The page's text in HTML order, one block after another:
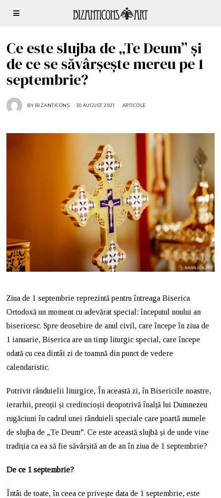
Ce este slujba de „Te Deum” și
de ce se săvârșește mereu pe 1
septembrie?
BY BIZANTICONS 30 AUGUST 2021
T
B
R
I
E
2
0
2
1
ARTICOLE
Ziua de 1 septembrie reprezintă pentru întreaga Biserica
Ortodoxă un moment cu adevărat special: începutul noului an
bisericesc. Spre deosebire de anul civil, care începe în ziua de
1 ianuarie, Biserica are un timp liturgic special, care începe
odată cu cea dintâi zi de toamnă din punct de vedere
calendaristic.
Potrivit rânduielii liturgice, În această zi, în Bisericile noastre,
ierarhii, preoții și credincioșii deopotrivă înalță lui Dumnezeu
rugăciuni în cadrul unei rânduieli speciale care poartă numele
de slujba de „Te Deum”. Ce este această slujbă și de unde vine
tradiția ca ea să fie săvârșită an de an în ziua de 1 septembrie?
De ce 1 septembrie?
Întâi de toate, în ceea ce privește data de 1 septembrie, este